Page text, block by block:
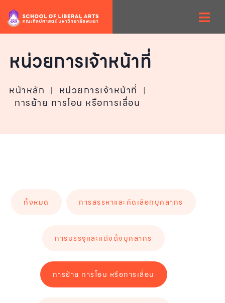
หน่วยการเจ้าหน้าที่
หน้าหลัก | หน่วยการเจ้าหน้าที่ |
การย้าย การโอน หรือการเลื่อน
ทั้งหมด การสรรหาและคัดเลือกบุคลากร
การบรรจุและแต่งตั้งบุคลากร
การย้าย การโอน หรือการเลื่อน